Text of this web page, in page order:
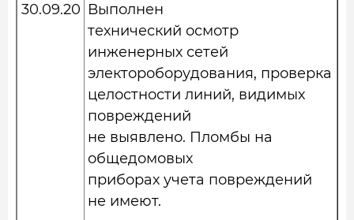
30.09.20 Выполнен
технический осмотр
инженерных сетей
электороборудования, проверка
целостности линий, видимых
повреждений
не выявлено. Пломбы на
общедомовых
приборах учета повреждений
не имеют.